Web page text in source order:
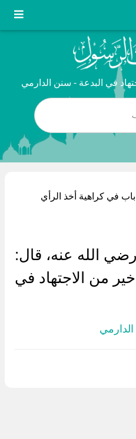
في البدعة - سنن الدارمي
باب في كراهية أخذ الرأي
الله عنه، قال:
من الاجتهاد في